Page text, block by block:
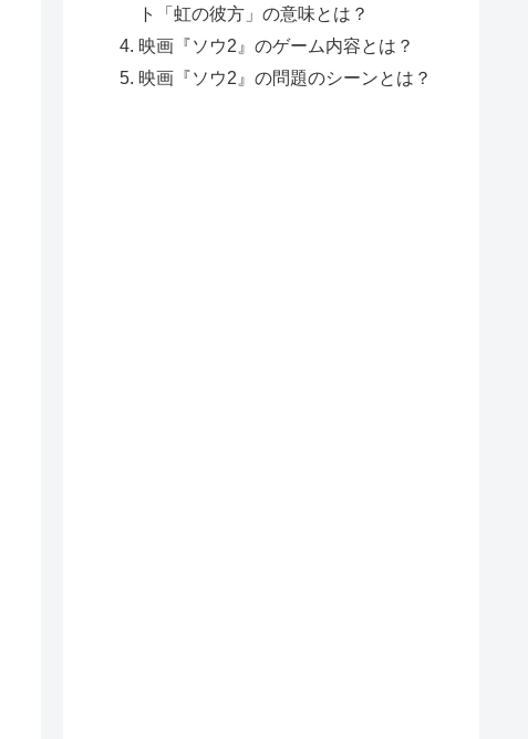
ト「虹の彼方」の意味とは？
映画『ソウ2』のゲーム内容とは？
映画『ソウ2』の問題のシーンとは？